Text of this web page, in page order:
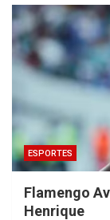
ESPORTES
Flamengo
Henrique